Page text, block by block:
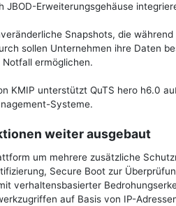
JBOD-Erweiterungsgehäuse
Snapshots, die
sollen Unternehmen ihre Daten
ermöglichen.
KMIP unterstützt QuTS hero h6.0
Systeme.
weiter ausgebaut
um mehrere zusätzliche
Secure Boot zur
verhaltensbasierter
auf Basis von IP-